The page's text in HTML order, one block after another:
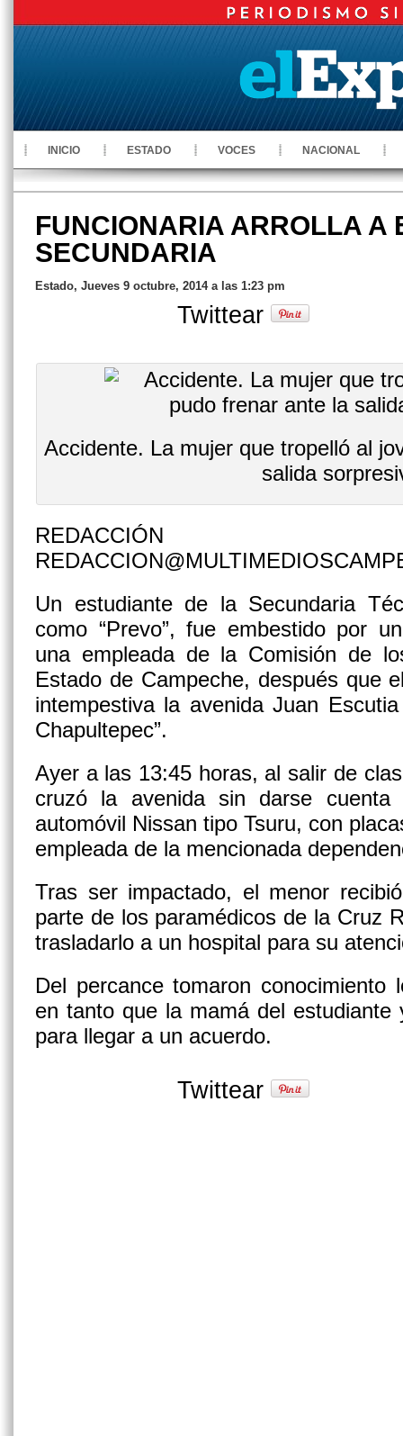
INICIO ESTADO VOCES NACIONAL
FUNCIONARIA ARROLLA A
SECUNDARIA
Estado, Jueves 9 octubre, 2014 a las 1:23 pm
Twittear
Accidente. La mujer que tropelló al
salida
REDACCIÓN
Un estudiante de la Secundaria
como “Prevo”, fue embestido por
una empleada de la Comisión de
Estado de Campeche, después que
intempestiva la avenida Juan
Chapultepec”.
Ayer a las 13:45 horas, al salir de
cruzó la avenida sin darse
automóvil Nissan tipo Tsuru, con
empleada de la mencionada
Tras ser impactado, el menor
parte de los paramédicos de la Cruz
trasladarlo a un hospital para su
Del percance tomaron conocimiento
en tanto que la mamá del estudiante
para llegar a un acuerdo.
Twittear